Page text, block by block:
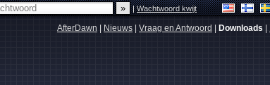
|Wachtwoord kwijt
AfterDawn Nieuws Vraag en Antwoord Downloads